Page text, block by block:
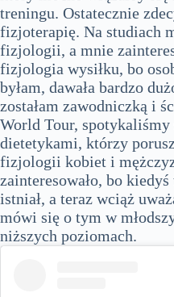
treningu. Ostatecznie
fizjoterapię. Na studiach
fizjologii, a mnie
fizjologia wysiłku, bo
byłam, dawała bardzo
zostałam zawodniczką i
World Tour,
dietetykami, którzy
fizjologii kobiet i
zainteresowało, bo
istniał, a teraz wciąż
mówi się o tym w
niższych poziomach.